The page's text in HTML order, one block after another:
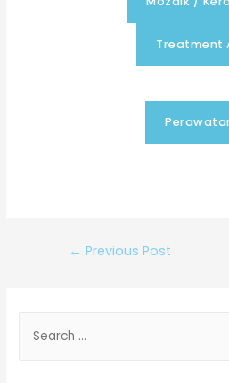
Treatment
← Previous Post